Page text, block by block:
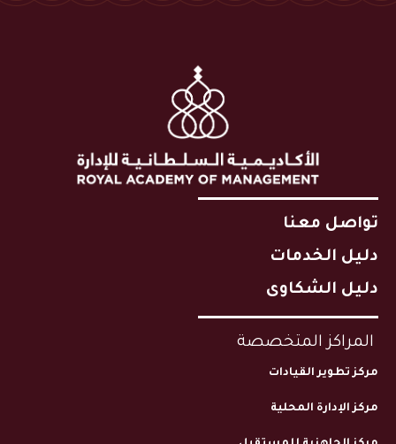
تواصل معنا
دليل الخدمات
دليل الشكاوى
المراكز المتخصصة
مركز تطوير القيادات
مركز الإدارة المحلية